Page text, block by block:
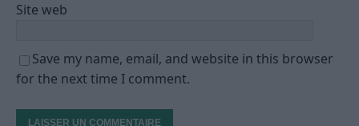
Site web
Save my name, email, and website in this browser
for the next time I comment.